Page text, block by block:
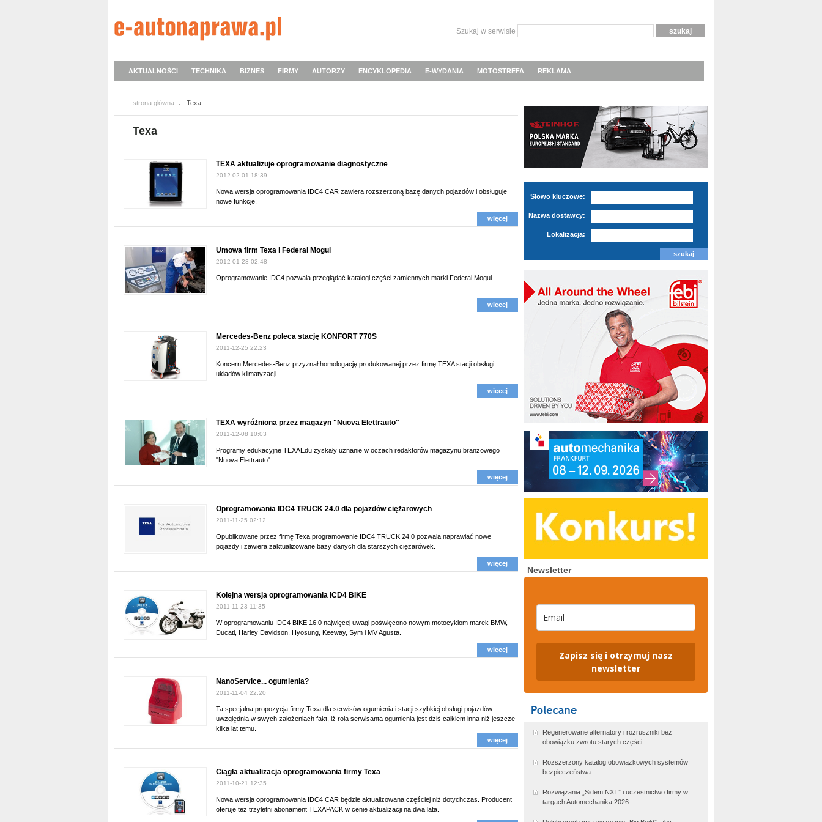
Szukaj w serwisie
AKTUALNOŚCI TECHNIKA BIZNES FIRMY AUTORZY ENCYKLOPEDIA E-WYDANIA MOTOSTREFA REKLAMA
strona główna Texa
Texa
TEXA aktualizuje oprogramowanie diagnostyczne
2012-02-01 18:39
Nowa wersja oprogramowania IDC4 CAR zawiera rozszerzoną bazę danych pojazdów i obsługuje
nowe funkcje.
więcej
Umowa firm Texa i Federal Mogul
2012-01-23 02:48
Oprogramowanie IDC4 pozwala przeglądać katalogi części zamiennych marki Federal Mogul.
więcej
Mercedes-Benz poleca stację KONFORT 770S
2011-12-25 22:23
Koncern Mercedes-Benz przyznał homologację produkowanej przez firmę TEXA stacji obsługi
układów klimatyzacji.
więcej
TEXA wyróżniona przez magazyn "Nuova Elettrauto"
2011-12-08 10:03
Programy edukacyjne TEXAEdu zyskały uznanie w oczach redaktorów magazynu branżowego
"Nuova Elettrauto".
więcej
Oprogramowania IDC4 TRUCK 24.0 dla pojazdów ciężarowych
2011-11-25 02:12
Opublikowane przez firmę Texa programowanie IDC4 TRUCK 24.0 pozwala naprawiać nowe
pojazdy i zawiera zaktualizowane bazy danych dla starszych ciężarówek.
więcej
Kolejna wersja oprogramowania ICD4 BIKE
2011-11-23 11:35
W oprogramowaniu IDC4 BIKE 16.0 najwięcej uwagi poświęcono nowym motocyklom marek BMW,
Ducati, Harley Davidson, Hyosung, Keeway, Sym i MV Agusta.
więcej
NanoService... ogumienia?
2011-11-04 22:20
Ta specjalna propozycja firmy Texa dla serwisów ogumienia i stacji szybkiej obsługi pojazdów
uwzględnia w swych założeniach fakt, iż rola serwisanta ogumienia jest dziś całkiem inna niż jeszcze
kilka lat temu.
więcej
Ciągła aktualizacja oprogramowania firmy Texa
2011-10-21 12:35
Nowa wersja oprogramowania IDC4 CAR będzie aktualizowana częściej niż dotychczas. Producent
oferuje też trzyletni abonament TEXAPACK w cenie aktualizacji na dwa lata.
Słowo kluczowe:
Nazwa dostawcy:
Lokalizacja:
Newsletter
Zapisz się i otrzymuj nasz
newsletter
Regenerowane alternatory i rozruszniki bez
obowiązku zwrotu starych części
Rozszerzony katalog obowiązkowych systemów
bezpieczeństwa
Rozwiązania „Sidem NXT” i uczestnictwo firmy w
targach Automechanika 2026